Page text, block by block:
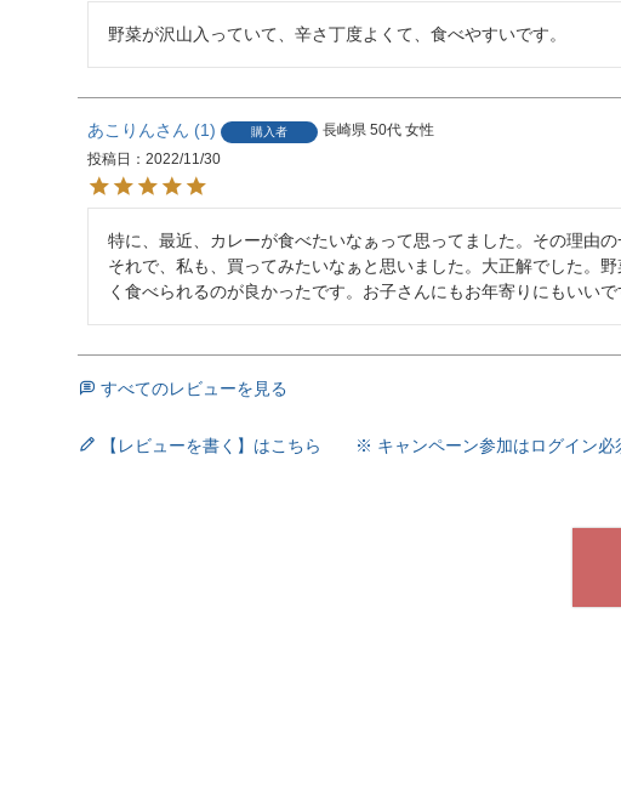
野菜が沢山入っていて、辛さ丁度よくて、食べやすいです。
あこりん 1 購入者 長崎県 50代 女性
投稿日
2022/11/30
特に、最近、カレーが食べたいなぁって思ってました。その理由
それで、私も、買ってみたいなぁと思いました。大正解でした。
く食べられるのが良かったです。お子さんにもお年寄りにもいい
すべてのレビューを見る
【レビューを書く】はこちら ※ キャンペーン参加はログイン必